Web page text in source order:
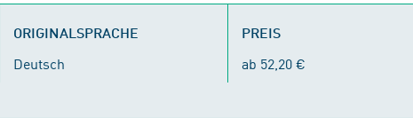
ORIGINALSPRACHE
Deutsch
PREIS
ab 52,20 €